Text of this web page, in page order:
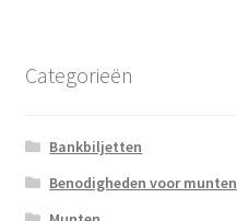
Categorieën
Bankbiljetten
Benodigheden voor munten